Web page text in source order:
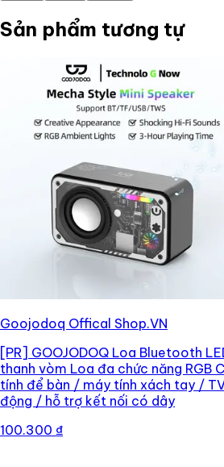
Sản phẩm tương tự
Goojodoq Offical Shop.VN
[PR] GOOJODOQ Loa Bluetooth
thanh vòm Loa đa chức năng RGB
tính để bàn / máy tính xách tay /
động / hỗ trợ kết nối có dây
100.300 ₫